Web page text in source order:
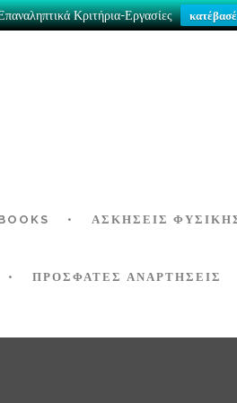
Κριτήρια-Εργασίες
ΑΣΚΉΣΕΙΣ
ΠΡΟΣΦΑΤΕΣ ΑΝΑΡΤΗΣΕΙΣ